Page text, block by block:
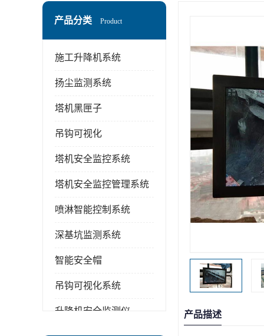
产品分类 Product
施工升降机系统
扬尘监测系统
塔机黑匣子
吊钩可视化
塔机安全监控系统
塔机安全监控管理系统
喷淋智能控制系统
深基坑监测系统
智能安全帽
吊钩可视化系统
升降机安全监测仪 产品描述